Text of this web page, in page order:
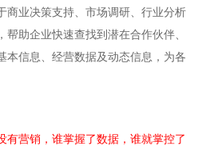
商业决策支持、市场调研、行业分析
助企业快速查找到潜在合作伙伴、
本信息、经营数据及动态信息，为各
有营销，谁掌握了数据，谁就掌控了